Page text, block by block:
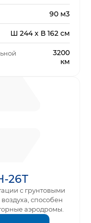
90 м3
Ш 244 x В 162 см
3200
км
26Т
с грунтовыми
способен
аэродромы.